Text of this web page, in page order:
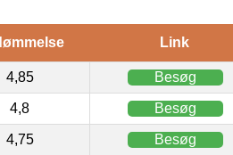
Link
4,85 Besøg
4,8 Besøg
4,75 Besøg